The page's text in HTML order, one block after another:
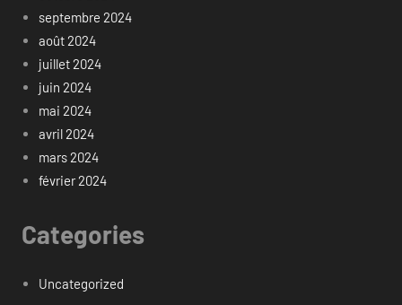
septembre 2024
août 2024
juillet 2024
juin 2024
mai 2024
avril 2024
mars 2024
février 2024
Categories
Uncategorized